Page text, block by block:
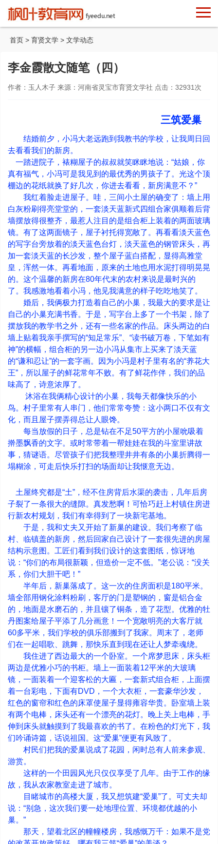
首页 > 育贤文学 > 文学动态
李金霞散文随笔（四）
作者：玉人木子 来源：河南省灵宝市育贤文学社 点击： 32931 次
三筑爱巢
结婚前夕，小冯大老远跑到我教书的学校，让我周日回
去看看我们的新房。
一踏进院子，裱糊屋子的叔叔就笑眯眯地说： “姑娘，你
真有福气，小冯可是我见到的最优秀的男孩子了。光这个顶
棚边的花纸就换了好几次，你进去看看，新房满意不？ ”
我红着脸走进屋子。哇，三间小土屋的确变了：墙上用
白灰粉刷得亮堂堂的，一套淡天蓝新式四组合家俱顺着后背
墙摆放得很整齐，最惹人注目的是组合柜上装着的两面玻璃
镜。有了这两面镜子，屋子衬托得宽敞了。再看看淡天蓝色
的写字台旁放着的淡天蓝色台灯，淡天蓝色的钢管床头，再
加一套淡天蓝的长沙发，整个屋子蓝白搭配，显得高雅堂
皇，浑然一体。再看地面，原来的土地也用水泥打得明晃晃
的。这个温馨的新房在80年代末的农村来说是最时兴的
了。我感激地看着小冯，他见我满意的样子吃吃地笑了。
婚后，我俩极力打造着自己的小巢，我最大的要求是让
自己的小巢充满书香。于是，写字台上多了一个书架，除了
摆放我的教学书之外，还有一些名家的作品。床头两边的白
墙上贴着我亲手撰写的“知足常乐” “读书破万卷，下笔如有
神”的横幅，组合柜的另一边小冯从集市上买来了淡天蓝
的“谦和忍让”的一套字画。因为小冯是村子里有名的“养花大
王” ，所以屋子的鲜花常年不败。有了鲜花作伴，我们的品
味高了，诗意浓厚了。
沐浴在我俩精心设计的小巢，我每天都像快乐的小
鸟。村子里常有人串门，他们常常夸赞：这小两口不仅有文
化，而且屋子摆弄得总让人眼馋。
每当放假的日子，总是钻在不足50平方的小屋吮吸着
擀墨飘香的文字。或时常带着一帮娃娃在我的斗室里讲故
事，猜谜语。尽管孩子们把我整理井井有条的小巢折腾得一
塌糊涂，可走后快乐打扫的场面却让我惬意无边。
土屋终究都是“土” ，经不住房背后水渠的袭击，几年后房
子裂了一条很大的缝隙。真发愁啊！可恰巧赶上村镇住房进
行新农村规划，我们有幸得到了一块新宅基地。
于是，我和丈夫又开始了新巢的建设。我们考察了临
村、临镇盖的新房，然后回家自己设计了一套很先进的房屋
结构示意图。工匠们看到我们设计的这套图纸，惊讶地
说： “你们的布局很新颖，但造价一定不低。 ”老公说： “没关
系，你们大胆干吧！ ”
半年后，新巢落成了。这一次的住房面积是180平米。
墙全部用钢化涂料粉刷，客厅的门是塑钢的，窗是铝合金
的，地面是水磨石的，并且镶了铜条，造了花型。优雅的牡
丹图案给屋子平添了几分画意！一个宽敞明亮的大客厅就
60多平米，我们学校的俱乐部搬到了我家。周末了，老师
们在一起唱歌、跳舞，那快乐直到现在还让人梦牵魂绕。
我住进了西边最大的一个卧室。一个席梦思床，床头柜
两边是优雅小巧的书柜。墙上一面装着12平米的大玻璃
镜，一面装着一个迎客松的大匾，一套新式组合柜，上面摆
着一台彩电，下面有DVD ，一个大衣柜，一套豪华沙发，
红色的窗帘和红色的床罩使屋子显得雍容华贵。卧室墙上装
有两个电棒，床头还有一个漂亮的花灯。晚上关上电棒，手
伸到床头就触摸到了我最喜欢的书了。在粉色的灯光下，我
们吟诵诗篇，话说祖国。这“爱巢”便更有风致了。
村民们把我的爱巢说成了花园，闲时总有人前来参观、
游赏。
这样的一个田园风光只仅仅享受了几年。由于工作的缘
故，我从农家教室走进了城市。
目睹城市的高楼大厦，我又想筑建“爱巢”了。可丈夫却
说： “别急，这次我们要一处地理位置、环境都优越的小
巢。 ”
那天，望着北区的幢幢楼房，我感慨万千：如果不是党